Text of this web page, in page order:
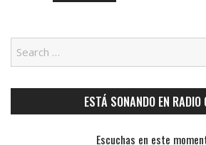
ESTÁ SONANDO EN RADIO
Escuchas en este